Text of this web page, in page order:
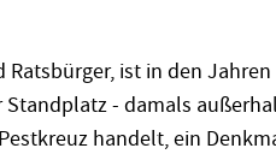
Ratsbürger, ist in den
- damals
handelt, ein